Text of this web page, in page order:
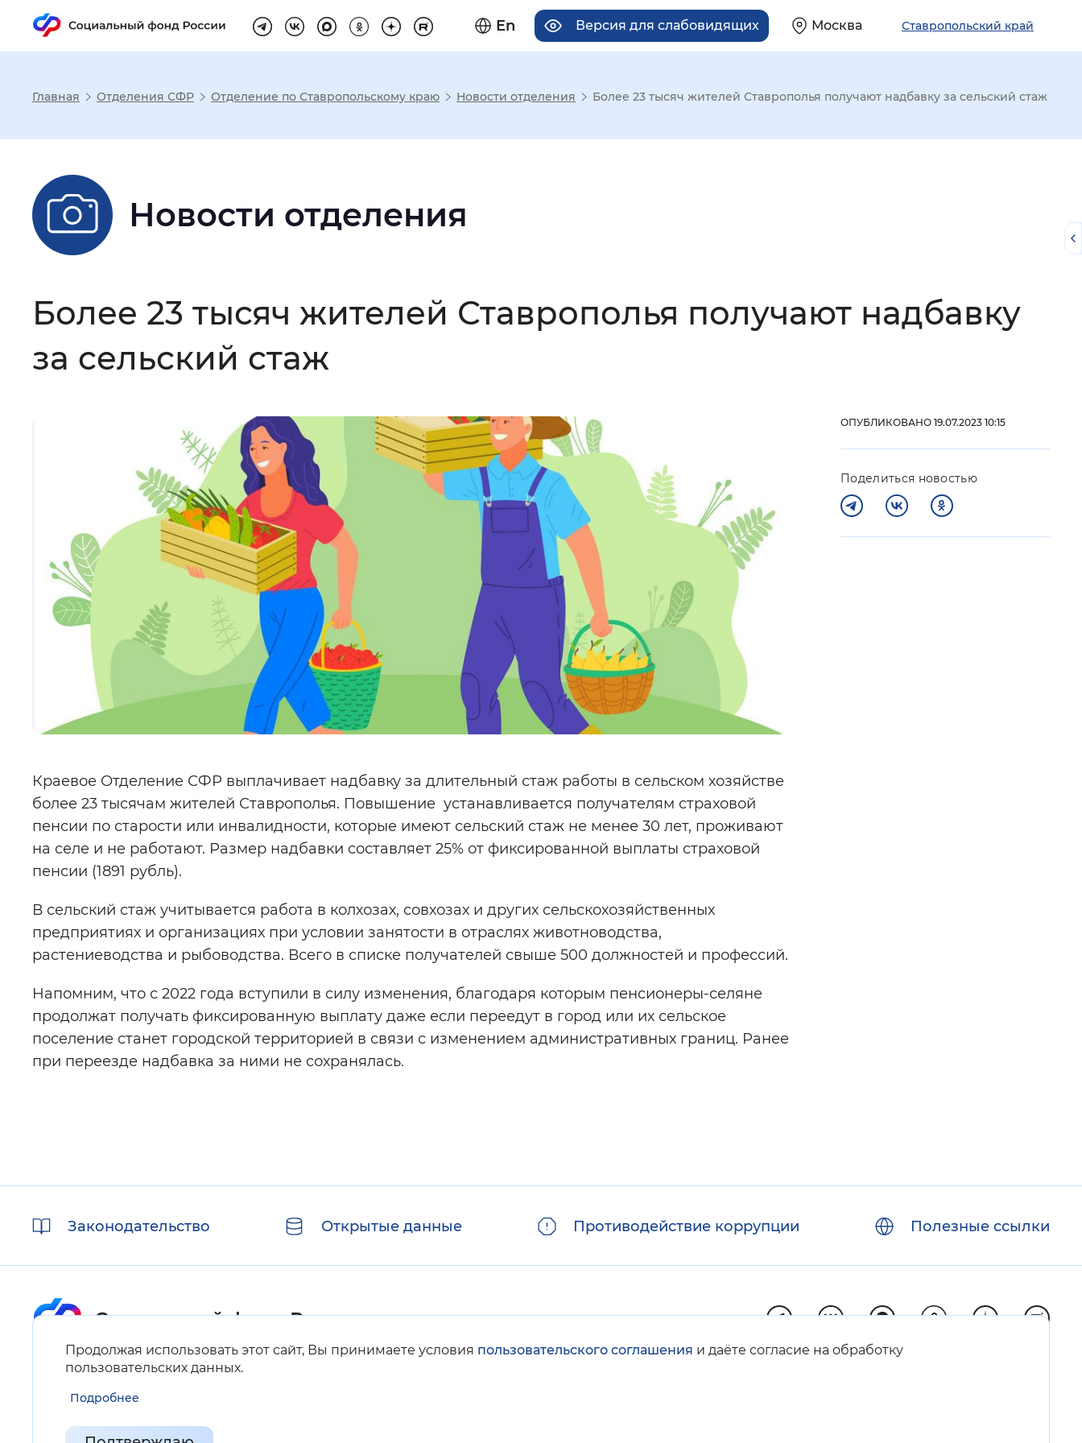
En Версия для слабовидящих Москва Ставропольский край
Настройка режима отображения
Размер шрифта
Шрифт
Интервал между буквами: Нормальный Увеличенный Большой
Изображения: Включены Выключены
Звуковой ассистент: Воспроизвести Остановить Повторить
Вернуть стандартные настройки
Главная Отделения СФР Отделение по Ставропольскому краю Новости отделения Более 23 тысяч жителей Ставрополья получают надбавку за сельский стаж
Новости отделения
Более 23 тысяч жителей Ставрополья получают надбавку
за сельский стаж
Краевое Отделение СФР выплачивает надбавку за длительный стаж работы в сельском хозяйстве
более 23 тысячам жителей Ставрополья. Повышение устанавливается получателям страховой
пенсии по старости или инвалидности, которые имеют сельский стаж не менее 30 лет, проживают
на селе и не работают. Размер надбавки составляет 25% от фиксированной выплаты страховой
пенсии (1891 рубль).
В сельский стаж учитывается работа в колхозах, совхозах и других сельскохозяйственных
предприятиях и организациях при условии занятости в отраслях животноводства,
растениеводства и рыбоводства. Всего в списке получателей свыше 500 должностей и профессий.
Напомним, что с 2022 года вступили в силу изменения, благодаря которым пенсионеры-селяне
продолжат получать фиксированную выплату даже если переедут в город или их сельское
поселение станет городской территорией в связи с изменением административных границ. Ранее
при переезде надбавка за ними не сохранялась.
ОПУБЛИКОВАНО 19.07.2023 10:15
Поделиться новостью
Продолжая использовать этот сайт, Вы принимаете условия пользовательского соглашения и даёте согласие на обработку
пользовательских данных.
Подробнее
ссылкиЗаконодательство Открытые данные Противодействие коррупции Полезные ссылки
Карта сайта
Нашли ошибку на сайте?